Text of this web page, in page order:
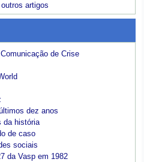
outros artigos
de Crise
dez anos
da história
de caso
sociais
da Vasp em 1982